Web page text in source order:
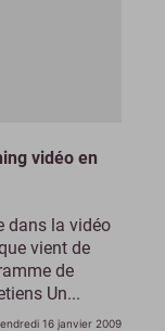
vidéo en
dans la vidéo
vient de
de
Un...
16 janvier 2009